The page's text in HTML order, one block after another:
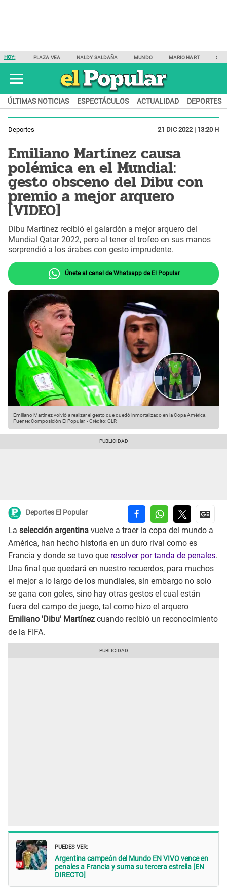
HOY: PLAZA VEA NALDY SALDAÑA MUNDO MARIO HART
ÚLTIMAS NOTICIAS ESPECTÁCULOS ACTUALIDAD DEPORTES
Deportes 21 DIC 2022 | 13:20 H
Emiliano Martínez causa
polémica en el Mundial:
gesto obsceno del Dibu con
premio a mejor arquero
[VIDEO]
Dibu Martínez recibió el galardón a mejor arquero del
Mundial Qatar 2022, pero al tener el trofeo en sus manos
sorprendió a los árabes con gesto imprudente.
Únete al canal de Whatsapp de El Popular
Emiliano Martínez volvió a realizar el gesto que quedó inmortalizado en la Copa América.
Fuente: Composición El Popular. -Crédito: GLR
Deportes El Popular
La selección argentina vuelve a traer la copa del mundo a
América, han hecho historia en un duro rival como es
Francia y donde se tuvo que resolver por tanda de penales.
Una final que quedará en nuestro recuerdos, para muchos
el mejor a lo largo de los mundiales, sin embargo no solo
se gana con goles, sino hay otras gestos el cual están
fuera del campo de juego, tal como hizo el arquero
Emiliano 'Dibu' Martínez cuando recibió un reconocimiento
de la FIFA.
PUEDES VER:
Argentina campeón del Mundo EN VIVO vence en
penales a Francia y suma su tercera estrella [EN
DIRECTO]